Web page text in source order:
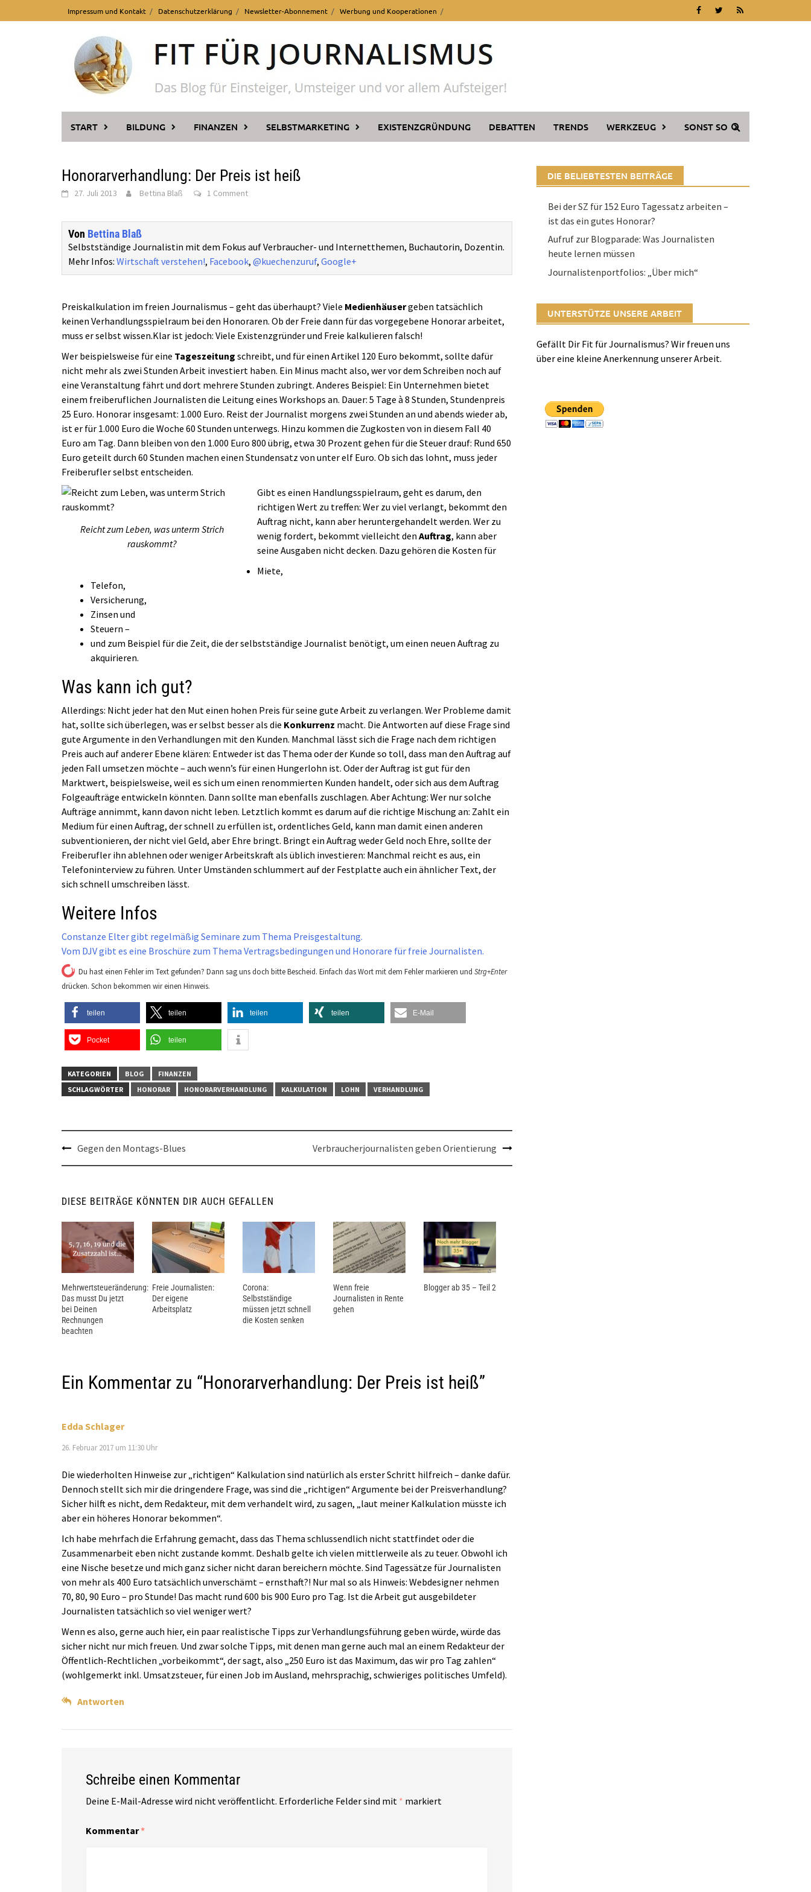
to
Impressum und Kontakt Datenschutzerklärung Newsletter-Abonnement Werbung und Kooperationen
START BILDUNG FINANZEN SELBSTMARKETING EXISTENZGRÜNDUNG DEBATTEN TRENDS WERKZEUG SONST SO
Honorarverhandlung: Der Preis ist heiß
27. Juli 2013 Bettina Blaß 1 Comment
Von Bettina Blaß
Selbstständige Journalistin mit dem Fokus auf Verbraucher- und Internetthemen, Buchautorin, Dozentin.
Mehr Infos: Wirtschaft verstehen!, Facebook, @kuechenzuruf, Google+
Preiskalkulation im freien Journalismus – geht das überhaupt? Viele Medienhäusergeben tatsächlich
keinen Verhandlungsspielraum bei den Honoraren. Ob der Freie dann für das vorgegebene Honorar arbeitet,
muss er selbst wissen.Klar ist jedoch: Viele Existenzgründer und Freie kalkulieren falsch!
Wer beispielsweise für eine Tageszeitung schreibt, und für einen Artikel 120 Euro bekommt, sollte dafür
nicht mehr als zwei Stunden Arbeit investiert haben. Ein Minus macht also, wer vor dem Schreiben noch auf
eine Veranstaltung fährt und dort mehrere Stunden zubringt. Anderes Beispiel: Ein Unternehmen bietet
einem freiberuflichen Journalisten die Leitung eines Workshops an. Dauer: 5 Tage à 8 Stunden, Stundenpreis
25 Euro. Honorar insgesamt: 1.000 Euro. Reist der Journalist morgens zwei Stunden an und abends wieder ab,
ist er für 1.000 Euro die Woche 60 Stunden unterwegs. Hinzu kommen die Zugkosten von in diesem Fall 40
Euro am Tag. Dann bleiben von den 1.000 Euro 800 übrig, etwa 30 Prozent gehen für die Steuer drauf: Rund 650
Euro geteilt durch 60 Stunden machen einen Stundensatz von unter elf Euro. Ob sich das lohnt, muss jeder
Freiberufler selbst entscheiden.
Reicht zum Leben, was unterm Strich
rauskommt?
Gibt es einen Handlungsspielraum, geht es darum, den
richtigen Wert zu treffen: Wer zu viel verlangt, bekommt den
Auftrag nicht, kann aber heruntergehandelt werden. Wer zu
wenig fordert, bekommt vielleicht den Auftrag, kann aber
seine Ausgaben nicht decken. Dazu gehören die Kosten für
Miete,
Telefon,
Versicherung,
Zinsen und
Steuern –
und zum Beispiel für die Zeit, die der selbstständige Journalist benötigt, um einen neuen Auftrag zu
akquirieren.
Was kann ich gut?
Allerdings: Nicht jeder hat den Mut einen hohen Preis für seine gute Arbeit zu verlangen. Wer Probleme damit
hat, sollte sich überlegen, was er selbst besser als die Konkurrenz macht. Die Antworten auf diese Frage sind
gute Argumente in den Verhandlungen mit den Kunden. Manchmal lässt sich die Frage nach dem richtigen
Preis auch auf anderer Ebene klären: Entweder ist das Thema oder der Kunde so toll, dass man den Auftrag auf
jeden Fall umsetzen möchte – auch wenn’s für einen Hungerlohn ist. Oder der Auftrag ist gut für den
Marktwert, beispielsweise, weil es sich um einen renommierten Kunden handelt, oder sich aus dem Auftrag
Folgeaufträge entwickeln könnten. Dann sollte man ebenfalls zuschlagen. Aber Achtung: Wer nur solche
Aufträge annimmt, kann davon nicht leben. Letztlich kommt es darum auf die richtige Mischung an: Zahlt ein
Medium für einen Auftrag, der schnell zu erfüllen ist, ordentliches Geld, kann man damit einen anderen
subventionieren, der nicht viel Geld, aber Ehre bringt. Bringt ein Auftrag weder Geld noch Ehre, sollte der
Freiberufler ihn ablehnen oder weniger Arbeitskraft als üblich investieren: Manchmal reicht es aus, ein
Telefoninterview zu führen. Unter Umständen schlummert auf der Festplatte auch ein ähnlicher Text, der
sich schnell umschreiben lässt.
Weitere Infos
Constanze Elter gibt regelmäßig Seminare zum Thema Preisgestaltung.
Vom DJV gibt es eine Broschüre zum Thema Vertragsbedingungen und Honorare für freie Journalisten.
Du hast einen Fehler im Text gefunden? Dann sag uns doch bitte Bescheid. Einfach das Wort mit dem Fehler markieren und Strg+Enter
drücken. Schon bekommen wir einen Hinweis.
teilen teilen teilen teilen E-Mail
Pocket teilen
KATEGORIEN BLOG
FINANZEN
SCHLAGWÖRTER
HONORAR HONORARVERHANDLUNG KALKULATION LOHN VERHANDLUNG
Post
navigation
Gegen den Montags-Blues Verbraucherjournalisten geben Orientierung
DIESE BEITRÄGE KÖNNTEN DIR AUCH GEFALLEN
Mehrwertsteueränderung:
Das musst Du jetzt
bei Deinen
Rechnungen
beachten
Freie Journalisten:
Der eigene
Arbeitsplatz
Corona:
Selbstständige
müssen jetzt schnell
die Kosten senken
Wenn freie
Journalisten in Rente
gehen
Blogger ab 35 – Teil 2
Ein Kommentar zu “Honorarverhandlung: Der Preis ist heiß”
Edda Schlager
26. Februar 2017 um 11:30 Uhr
Die wiederholten Hinweise zur „richtigen“ Kalkulation sind natürlich als erster Schritt hilfreich – danke dafür.
Dennoch stellt sich mir die dringendere Frage, was sind die „richtigen“ Argumente bei der Preisverhandlung?
Sicher hilft es nicht, dem Redakteur, mit dem verhandelt wird, zu sagen, „laut meiner Kalkulation müsste ich
aber ein höheres Honorar bekommen“.
Ich habe mehrfach die Erfahrung gemacht, dass das Thema schlussendlich nicht stattfindet oder die
Zusammenarbeit eben nicht zustande kommt. Deshalb gelte ich vielen mittlerweile als zu teuer. Obwohl ich
eine Nische besetze und mich ganz sicher nicht daran bereichern möchte. Sind Tagessätze für Journalisten
von mehr als 400 Euro tatsächlich unverschämt – ernsthaft?! Nur mal so als Hinweis: Webdesigner nehmen
70, 80, 90 Euro – pro Stunde! Das macht rund 600 bis 900 Euro pro Tag. Ist die Arbeit gut ausgebildeter
Journalisten tatsächlich so viel weniger wert?
Wenn es also, gerne auch hier, ein paar realistische Tipps zur Verhandlungsführung geben würde, würde das
sicher nicht nur mich freuen. Und zwar solche Tipps, mit denen man gerne auch mal an einem Redakteur der
Öffentlich-Rechtlichen „vorbeikommt“, der sagt, also „250 Euro ist das Maximum, das wir pro Tag zahlen“
(wohlgemerkt inkl. Umsatzsteuer, für einen Job im Ausland, mehrsprachig, schwieriges politisches Umfeld).
Antworten
Schreibe einen Kommentar
Deine E-Mail-Adresse wird nicht veröffentlicht. Erforderliche Felder sind mit * markiert
Kommentar*
DIE BELIEBTESTEN BEITRÄGE
Bei der SZ für 152 Euro Tagessatz arbeiten –
ist das ein gutes Honorar?
Aufruf zur Blogparade: Was Journalisten
heute lernen müssen
Journalistenportfolios: „Über mich“
UNTERSTÜTZE UNSERE ARBEIT
Gefällt Dir Fit für Journalismus? Wir freuen uns
über eine kleine Anerkennung unserer Arbeit.